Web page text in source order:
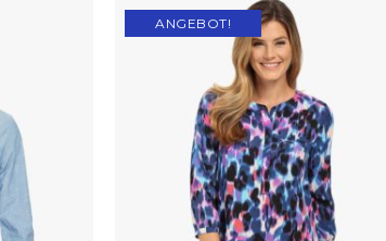
ANGEBOT!